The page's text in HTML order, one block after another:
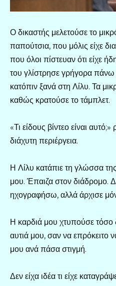
Ο δικαστής μελετούσε το
παπούτσια, που μόλις είχε
που όλοι πίστευαν ότι είχε
του γλίστρησε γρήγορα πάνω
κατόπιν ξανά στη Λίλυ. Τα
καθώς κρατούσε το τάμπλετ.
«Τι είδους βίντεο είναι
διάχυτη περιέργεια.
Η Λίλυ κατάπιε τη γλώσσα
μου. Έπαιζα στον διάδρομο.
ηχογραφήσω, αλλά άρχισε
Η καρδιά μου χτυπούσε
αυτιά μου, σαν να επρόκειτο
μου ανά πάσα στιγμή.
Δεν είχα ιδέα τι είχε